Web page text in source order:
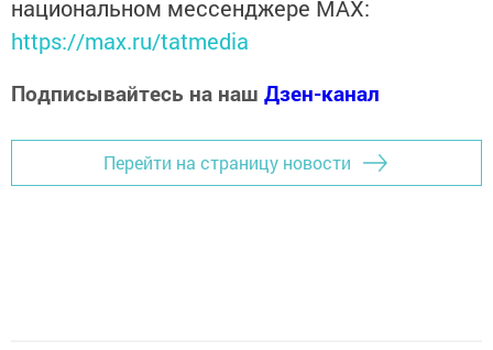
национальном мессенджере MАХ:
https://max.ru/tatmedia
Подписывайтесь на наш Дзен-канал
Перейти на страницу новости